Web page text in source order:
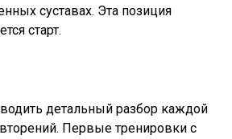
суставах. Эта позиция
старт.
детальный разбор каждой
Первые тренировки с